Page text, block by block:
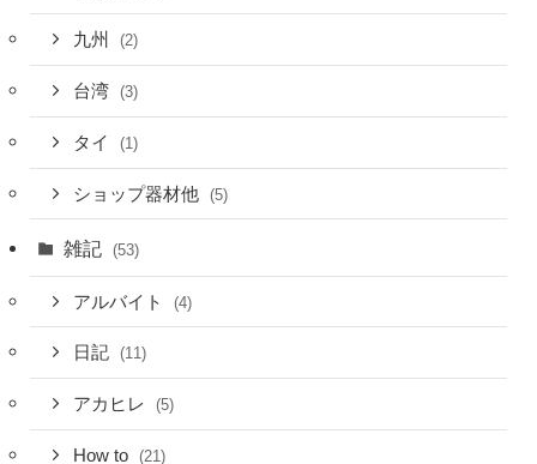
九州 (2)
台湾 (3)
タイ (1)
ショップ器材他 (5)
雑記 (53)
アルバイト (4)
日記 (11)
アカヒレ (5)
How to (21)